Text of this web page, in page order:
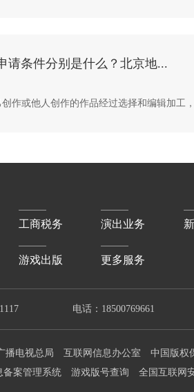
请条件分别是什么？北京地...
作或他人创作的作品经过选择和编辑加工
工商税务 演出业务
游戏出版 更多服务
厦B座1117 电话：18500769661 邮
播电视总局 互联网信息办公室 中国版权
备案管理系统 游戏版号查询 全国互联网